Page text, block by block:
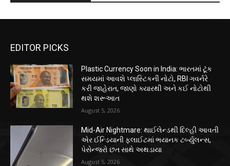
EDITOR PICKS
Plastic Currency Soon in India: ભારતમાં ટૂંક
સમયમાં આવશે પ્લાસ્ટિકની નોટો, RBI ગવર્નરે
કરી જાહેરાત, જાણો ક્યારથી અને કઈ નોટોથી
થશે શરૂઆત
August 5, 2026
Mid-Air Nightmare: થાઈલેન્ડથી દિલ્હી આવતી
એર ઈન્ડિયાની ફ્લાઈટમાં ભયાનક ટર્બ્યુલન્સ,
પેસેન્જરો છત સાથે અથડાયા
August 5, 2026